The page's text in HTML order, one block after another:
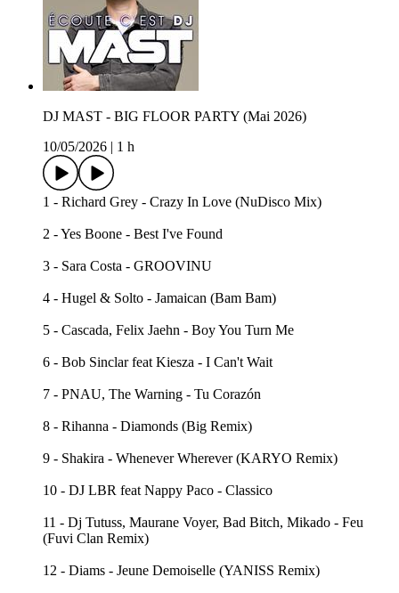
DJ MAST - BIG FLOOR PARTY (Mai 2026)
10/05/2026
1 h
1 - Richard Grey - Crazy In Love (NuDisco Mix)
2 - Yes Boone - Best I've Found
3 - Sara Costa - GROOVINU
4 - Hugel & Solto - Jamaican (Bam Bam)
5 - Cascada, Felix Jaehn - Boy You Turn Me
6 - Bob Sinclar feat Kiesza - I Can't Wait
7 - PNAU, The Warning - Tu Corazón
8 - Rihanna - Diamonds (Big Remix)
9 - Shakira - Whenever Wherever (KARYO Remix)
10 - DJ LBR feat Nappy Paco - Classico
11 - Dj Tutuss, Maurane Voyer, Bad Bitch, Mikado - Feu
(Fuvi Clan Remix)
12 - Diams - Jeune Demoiselle (YANISS Remix)